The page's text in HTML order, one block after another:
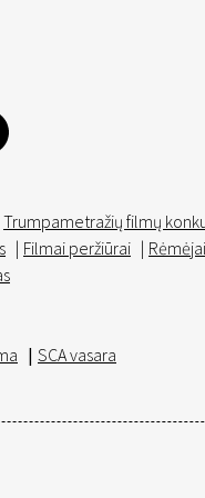
Trumpametražių filmų
| Filmai peržiūrai |
| SCA vasara